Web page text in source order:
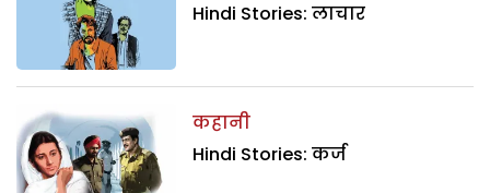
Hindi Stories: लाचार
कहानी
Hindi Stories: कर्ज